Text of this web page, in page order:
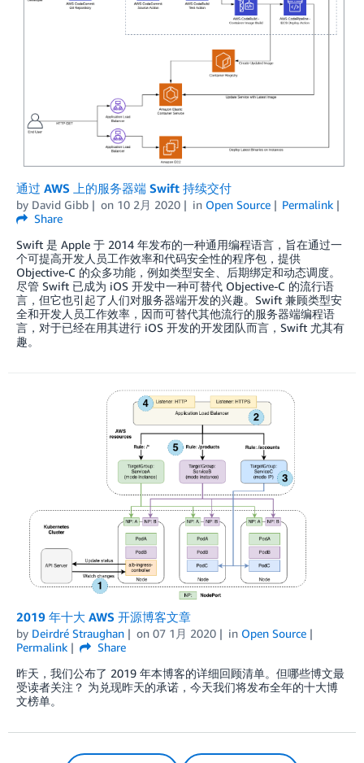
通过 AWS 上的服务器端 Swift 持续交付
by David Gibb on 10 2月 2020 in Open Source
Permalink
Share
Swift 是 Apple 于 2014 年发布的一种通用编程语言，旨在通过一
个可提高开发人员工作效率和代码安全性的程序包，提供
Objective-C 的众多功能，例如类型安全、后期绑定和动态调度。
尽管 Swift 已成为 iOS 开发中一种可替代 Objective-C 的流行语
言，但它也引起了人们对服务器端开发的兴趣。Swift 兼顾类型安
全和开发人员工作效率，因而可替代其他流行的服务器端编程语
言，对于已经在用其进行 iOS 开发的开发团队而言，Swift 尤其有
趣。
2019 年十大 AWS 开源博客文章
by Deirdré Straughan on 07 1月 2020 in Open Source
Permalink
Share
昨天，我们公布了 2019 年本博客的详细回顾清单。但哪些博文最
受读者关注？ 为兑现昨天的承诺，今天我们将发布全年的十大博
文榜单。